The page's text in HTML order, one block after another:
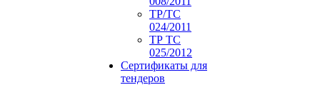
ТР/ТС
024/2011
ТР ТС
025/2012
Сертификаты для
тендеров